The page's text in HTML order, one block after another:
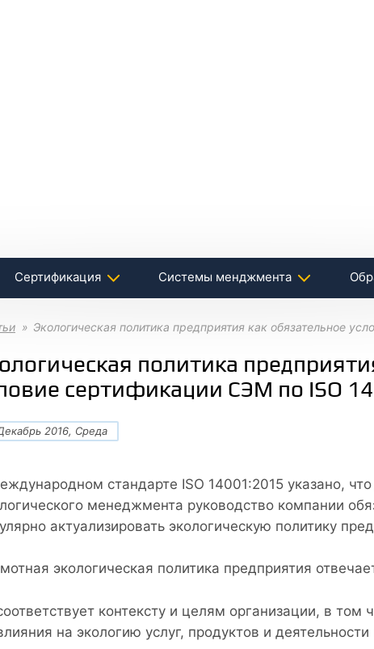
Сертификация Системы менджмента
Экологическая политика предприятия как обязательное
политика
сертификации СЭМ по ISO
2016, Среда
стандарте ISO 14001:2015 указано,
менеджмента руководство компании
актуализировать экологическую политику
экологическая политика предприятия
контексту и целям организации, в
на экологию услуг, продуктов и